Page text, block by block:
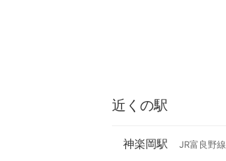
近くの駅
神楽岡駅 JR富良野線